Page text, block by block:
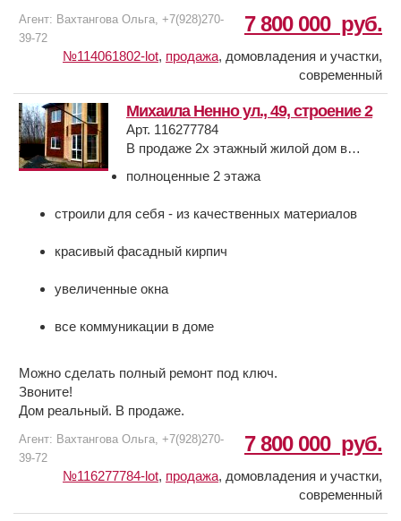
7 800 000 руб.
Агент: Вахтангова Ольга, +7(928)270-
39-72
№114061802-lot, продажа, домовладения и участки,
современный
Михаила Ненно ул., 49, строение 2
Арт. 116277784
В продаже 2х этажный жилой дом в
до Аксая и до Ростова буквально 3-5
возводится новый жилой комплекс, где
школы и вся необходимая социальная
О доме:
полноценные 2 этажа
строили для себя - из качественных материалов
красивый фасадный кирпич
увеличенные окна
все коммуникации в доме
Можно сделать полный ремонт под ключ.
Звоните!
Дом реальный. В продаже.
7 800 000 руб.
Агент: Вахтангова Ольга, +7(928)270-
39-72
№116277784-lot, продажа, домовладения и участки,
современный